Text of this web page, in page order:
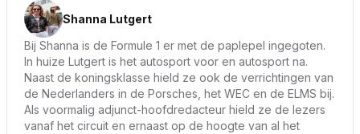
Shanna Lutgert
Bij Shanna is de Formule 1 er met de paplepel ingegoten.
In huize Lutgert is het autosport voor en autosport na.
Naast de koningsklasse hield ze ook de verrichtingen van
de Nederlanders in de Porsches, het WEC en de ELMS bij.
Als voormalig adjunct-hoofdredacteur hield ze de lezers
vanaf het circuit en ernaast op de hoogte van al het